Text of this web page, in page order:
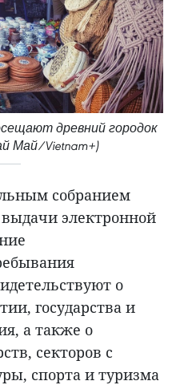
древний городок
Май/Vietnam+)
собранием
электронной
о
государства и
а также о
секторов с
спорта и туризма